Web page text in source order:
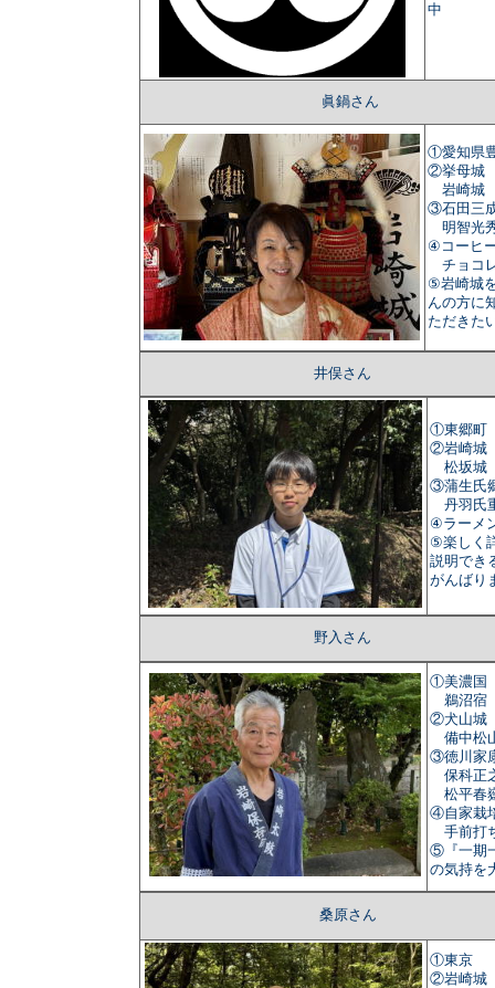
中
眞鍋さん
①愛知県
②挙母城
岩崎城
③石田三
明智光
④コーヒ
チョコ
⑤岩崎城
んの方に
ただきた
井俣さん
①東郷町
②岩崎城
松坂城
③蒲生氏
丹羽氏
④ラーメ
⑤楽しく
説明でき
がんばり
野入さん
①美濃国
鵜沼宿
②犬山城
備中松
③徳川家
保科正
松平春
④自家栽
手前打
⑤『一期
の気持を
桑原さん
①東京
②岩崎城